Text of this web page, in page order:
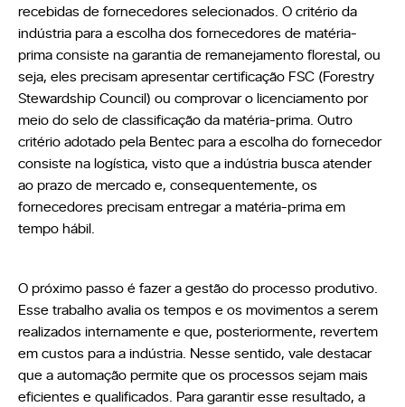
recebidas de fornecedores selecionados. O critério da
indústria para a escolha dos fornecedores de matéria-
prima consiste na garantia de remanejamento florestal, ou
seja, eles precisam apresentar certificação FSC (Forestry
Stewardship Council) ou comprovar o licenciamento por
meio do selo de classificação da matéria-prima. Outro
critério adotado pela Bentec para a escolha do fornecedor
consiste na logística, visto que a indústria busca atender
ao prazo de mercado e, consequentemente, os
fornecedores precisam entregar a matéria-prima em
tempo hábil.
O próximo passo é fazer a gestão do processo produtivo.
Esse trabalho avalia os tempos e os movimentos a serem
realizados internamente e que, posteriormente, revertem
em custos para a indústria. Nesse sentido, vale destacar
que a automação permite que os processos sejam mais
eficientes e qualificados. Para garantir esse resultado, a